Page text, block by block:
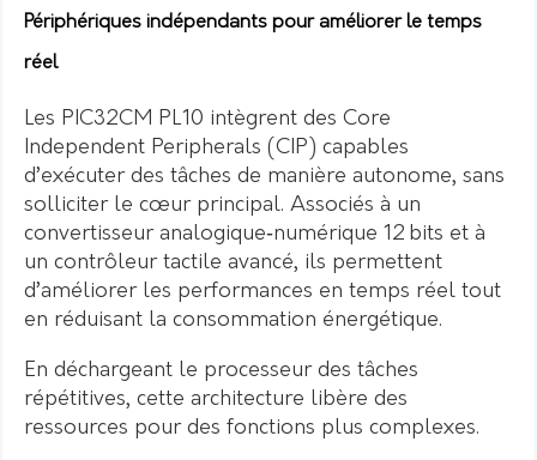
Périphériques indépendants pour améliorer le temps
réel
Les PIC32CM PL10 intègrent des Core
Independent Peripherals (CIP) capables
d’exécuter des tâches de manière autonome, sans
solliciter le cœur principal. Associés à un
convertisseur analogique‑numérique 12 bits et à
un contrôleur tactile avancé, ils permettent
d’améliorer les performances en temps réel tout
en réduisant la consommation énergétique.
En déchargeant le processeur des tâches
répétitives, cette architecture libère des
ressources pour des fonctions plus complexes.